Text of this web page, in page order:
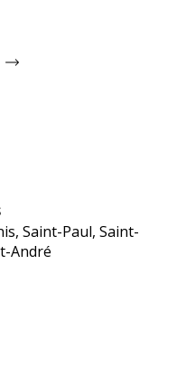
Saint-Paul, Saint-
André